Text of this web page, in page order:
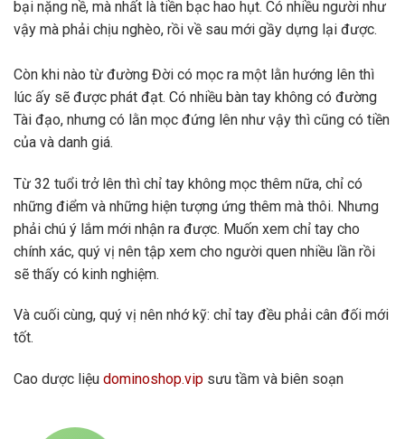
bại nặng nề, mà nhất là tiền bạc hao hụt. Có nhiều người như
vậy mà phải chịu nghèo, rồi về sau mới gầy dựng lại được.
Còn khi nào từ đường Đời có mọc ra một lằn hướng lên thì
lúc ấy sẽ được phát đạt. Có nhiều bàn tay không có đường
Tài đạo, nhưng có lằn mọc đứng lên như vậy thì cũng có tiền
của và danh giá.
Từ 32 tuổi trở lên thì chỉ tay không mọc thêm nữa, chỉ có
những điểm và những hiện tượng ứng thêm mà thôi. Nhưng
phải chú ý lắm mới nhận ra được. Muốn xem chỉ tay cho
chính xác, quý vị nên tập xem cho người quen nhiều lần rồi
sẽ thấy có kinh nghiệm.
Và cuối cùng, quý vị nên nhớ kỹ: chỉ tay đều phải cân đối mới
tốt.
Cao dược liệu dominoshop.vip sưu tầm và biên soạn